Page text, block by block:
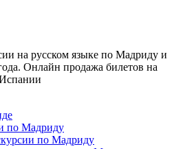
на русском языке по Мадриду и
Онлайн продажа билетов на
по Мадриду
по Мадриду